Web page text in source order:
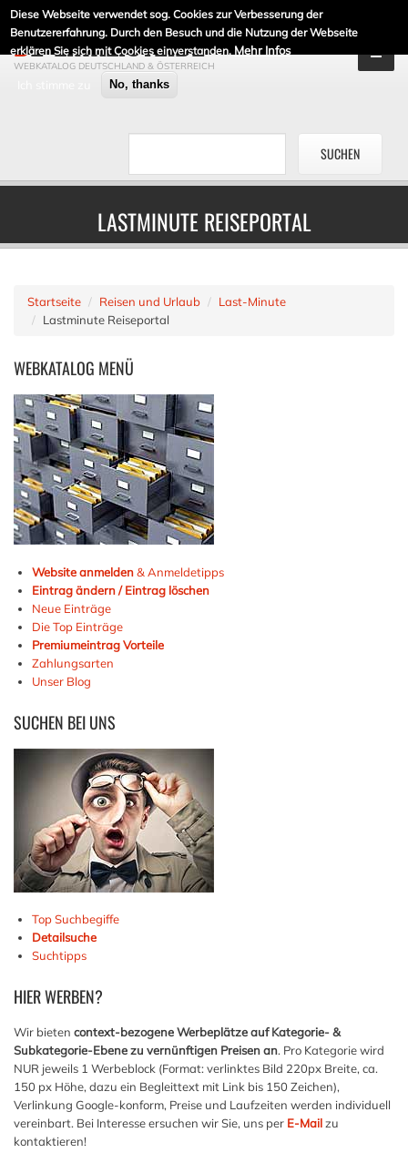
Diese Webseite verwendet sog. Cookies zur Verbesserung der
Benutzererfahrung. Durch den Besuch und die Nutzung der Webseite
erklären Sie sich mit Cookies einverstanden. Mehr Infos
No, thanks
DE-LINKLISTE.DE
WEBKATALOG DEUTSCHLAND & ÖSTERREICH
LASTMINUTE REISEPORTAL
Startseite Reisen und Urlaub
Last-Minute
Lastminute Reiseportal
WEBKATALOG MENÜ
Website anmelden& Anmeldetipps
Eintrag ändern / Eintrag löschen
Neue Einträge
Die Top Einträge
Premiumeintrag Vorteile
Zahlungsarten
Unser Blog
SUCHEN BEI UNS
Top Suchbegiffe
Detailsuche
Suchtipps
HIERWERBEN?
Wir bieten context-bezogene Werbeplätze auf Kategorie- &
Subkategorie-Ebene zu vernünftigen Preisen an. Pro Kategorie wird
NUR jeweils 1 Werbeblock (Format: verlinktes Bild 220px Breite, ca.
150 px Höhe, dazu ein Begleittext mit Link bis 150 Zeichen),
Verlinkung Google-konform, Preise und Laufzeiten werden individuell
vereinbart. Bei Interesse ersuchen wir Sie, uns per E-Mailzu
kontaktieren!